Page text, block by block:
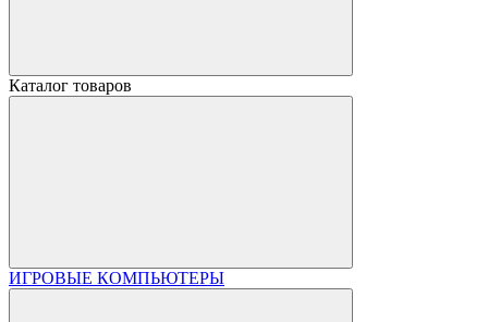
Каталог товаров
ИГРОВЫЕ КОМПЬЮТЕРЫ